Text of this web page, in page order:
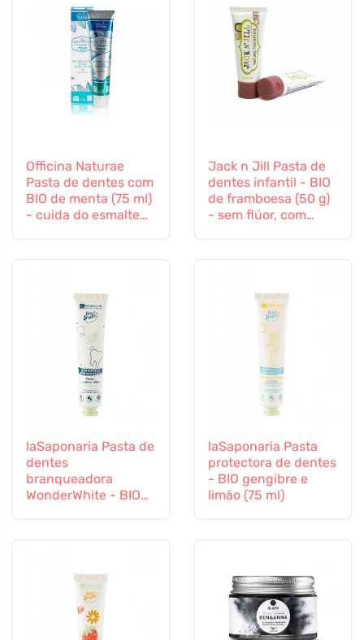
Officina Naturae
Pasta de dentes com
BIO de menta (75 ml)
- cuida do esmalte
Jack n Jill Pasta de
dentes infantil - BIO
de framboesa (50 g)
- sem flúor, com
laSaponaria Pasta de
dentes
branqueadora
WonderWhite - BIO
laSaponaria Pasta
protectora de dentes
- BIO gengibre e
limão (75 ml)